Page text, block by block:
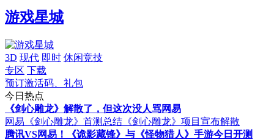
游戏星城
3D 现代 即时 休闲竞技
专区 下载
预订激活码、礼包
今日热点
《剑心雕龙》解散了，但这次没人骂网易
网易《剑心雕龙》首测总结 《剑心雕龙》项目宣布解散
腾讯VS网易！《诡影藏锋》与《怪物猎人》手游今日开测